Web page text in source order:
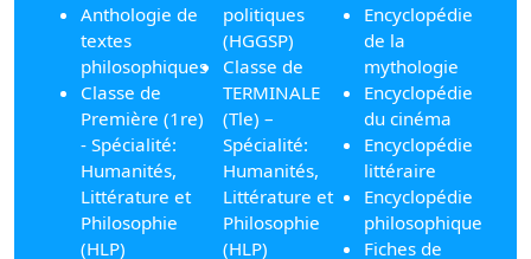
Anthologie de
textes
philosophiques
Classe de
Première (1re)
- Spécialité:
Humanités,
Littérature et
Philosophie
(HLP)
politiques
(HGGSP)
Classe de
TERMINALE
(Tle) –
Spécialité:
Humanités,
Littérature et
Philosophie
(HLP)
Encyclopédie
de la
mythologie
Encyclopédie
du cinéma
Encyclopédie
littéraire
Encyclopédie
philosophique
Fiches de